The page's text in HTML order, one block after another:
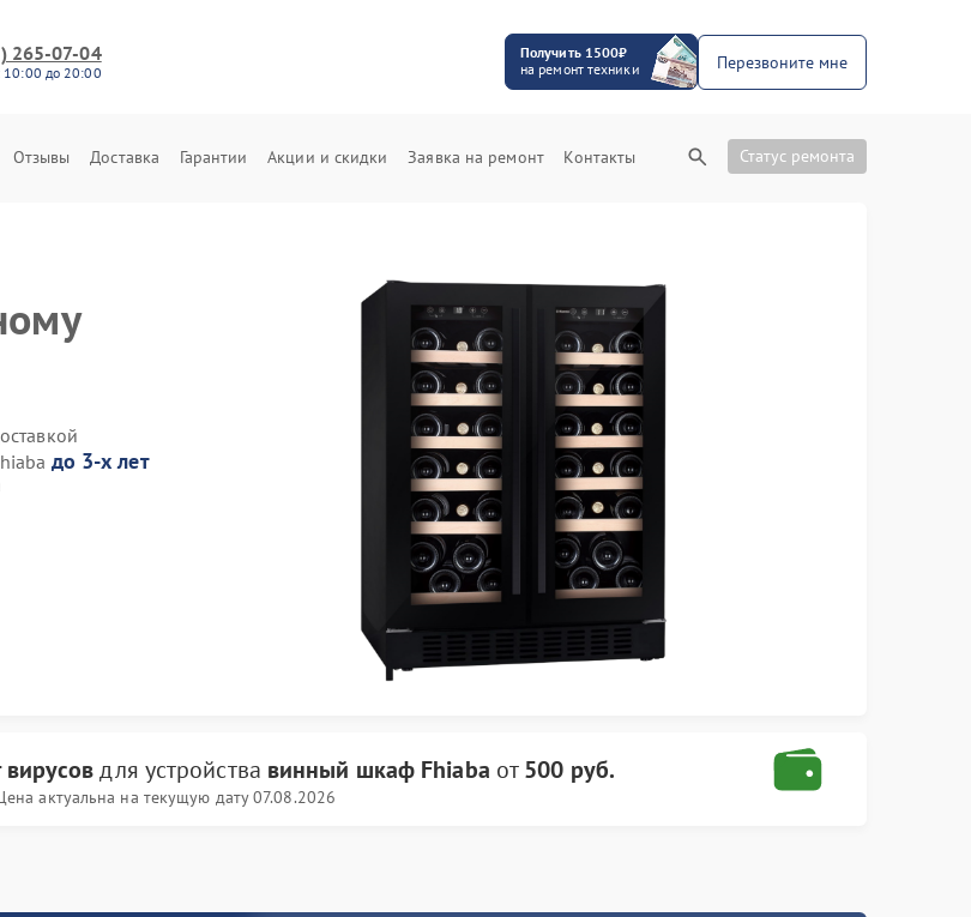
265-07-04
10:00 до 20:00
Получить 1500₽
на ремонт техники
Перезвоните мне
Отзывы Доставка Гарантии Акции и скидки Заявка на ремонт Контакты Статус ремонта
до 3-х лет
вирусовдля устройства винный шкаф Fhiaba от500 руб.
актуальна на текущую дату 07.08.2026